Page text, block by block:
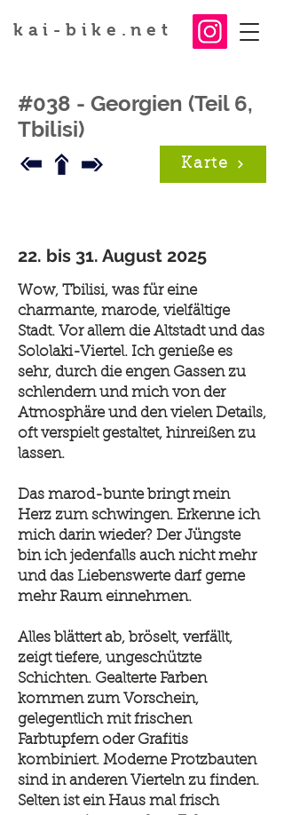
kai-bike.net
#038 - Georgien (Teil 6,
Tbilisi)
Karte
22. bis 31. August 2025
Wow, Tbilisi, was für eine
charmante, marode, vielfältige
Stadt. Vor allem die Altstadt und das
Sololaki-Viertel. Ich genieße es
sehr, durch die engen Gassen zu
schlendern und mich von der
Atmosphäre und den vielen Details,
oft verspielt gestaltet, hinreißen zu
lassen.
Das marod-bunte bringt mein
Herz zum schwingen. Erkenne ich
mich darin wieder? Der Jüngste
bin ich jedenfalls auch nicht mehr
und das Liebenswerte darf gerne
mehr Raum einnehmen.
Alles blättert ab, bröselt, verfällt,
zeigt tiefere, ungeschützte
Schichten. Gealterte Farben
kommen zum Vorschein,
gelegentlich mit frischen
Farbtupfern oder Grafitis
kombiniert. Moderne Protzbauten
sind in anderen Vierteln zu finden.
Selten ist ein Haus mal frisch